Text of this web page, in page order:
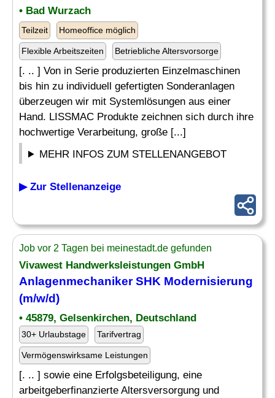
• Bad Wurzach
Teilzeit Homeoffice möglich
Flexible Arbeitszeiten Betriebliche Altersvorsorge
[. .. ] Von in Serie produzierten Einzelmaschinen
bis hin zu individuell gefertigten Sonderanlagen
überzeugen wir mit Systemlösungen aus einer
Hand. LISSMAC Produkte zeichnen sich durch ihre
hochwertige Verarbeitung, große [...]
MEHR INFOS ZUM STELLENANGEBOT
▶ Zur Stellenanzeige
Job vor 2 Tagen bei meinestadt.de gefunden
Vivawest Handwerksleistungen GmbH
Anlagenmechaniker SHK Modernisierung
(m/w/d)
• 45879, Gelsenkirchen, Deutschland
30+ Urlaubstage Tarifvertrag
Vermögenswirksame Leistungen
[. .. ] sowie eine Erfolgsbeteiligung, eine
arbeitgeberfinanzierte Altersversorgung und